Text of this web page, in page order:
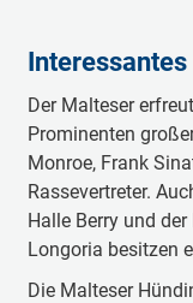
Der Malteser
Prominenten
Monroe, Frank
Rassevertreter.
Halle Berry und
Longoria besitzen
Die Malteser